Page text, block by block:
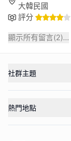
大韓民國
評分
顯示所有留言(2)...
社群主題
熱門地點